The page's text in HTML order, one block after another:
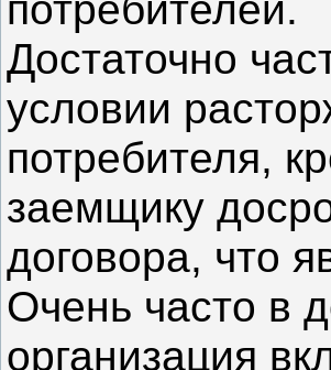
Достаточно
условии
потребителя,
заемщику
договора, что
Очень часто в
организация